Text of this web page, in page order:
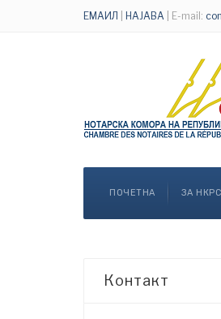
ЕМАИЛ НАЈАВА | E-mail:
ПОЧЕТНА ЗА
Контакт